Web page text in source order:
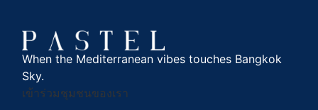
When the Mediterranean vibes touches Bangkok
Sky.
เข้าร่วมชุมชนของเรา